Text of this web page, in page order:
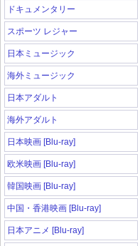
ドキュメンタリー
スポーツ レジャー
日本ミュージック
海外ミュージック
日本アダルト
海外アダルト
日本映画 [Blu-ray]
欧米映画 [Blu-ray]
韓国映画 [Blu-ray]
中国・香港映画 [Blu-ray]
日本アニメ [Blu-ray]